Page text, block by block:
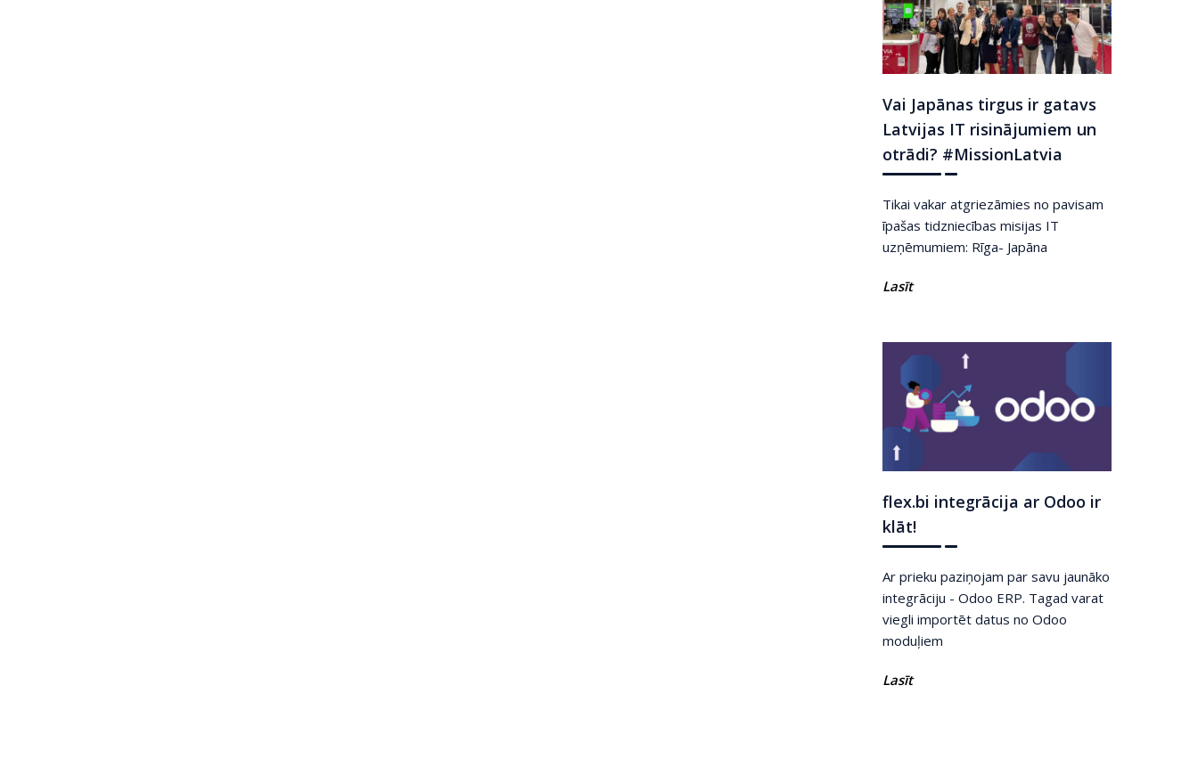
Vai Japānas tirgus ir gatavs
Latvijas IT risinājumiem un
otrādi? #MissionLatvia
Tikai vakar atgriezāmies no pavisam
īpašas tidzniecības misijas IT
uzņēmumiem: Rīga- Japāna
Lasīt
flex.bi integrācija ar Odoo ir
klāt!
Ar prieku paziņojam par savu jaunāko
integrāciju - Odoo ERP. Tagad varat
viegli importēt datus no Odoo
moduļiem
Lasīt